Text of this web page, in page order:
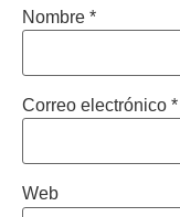
Nombre *
Correo electrónico *
Web